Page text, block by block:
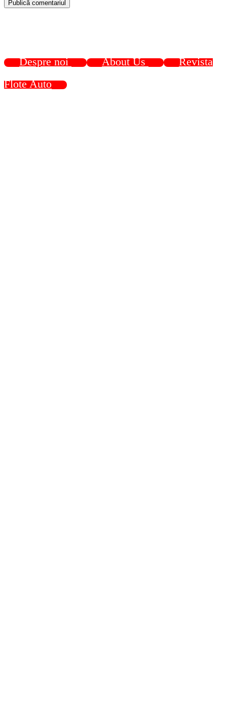
Despre noi About Us
Revista
Flote Auto